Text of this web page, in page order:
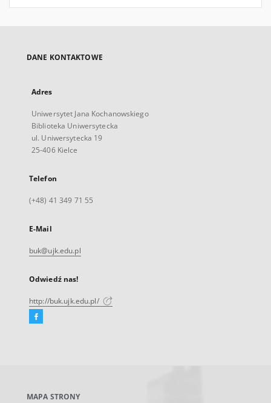
DANE KONTAKTOWE
Adres
Uniwersytet Jana Kochanowskiego
Biblioteka Uniwersytecka
ul. Uniwersytecka 19
25-406 Kielce
Telefon
(+48) 41 349 71 55
E-Mail
buk@ujk.edu.pl
Odwiedź nas!
http://buk.ujk.edu.pl/
Facebook
karcie
MAPA STRONY